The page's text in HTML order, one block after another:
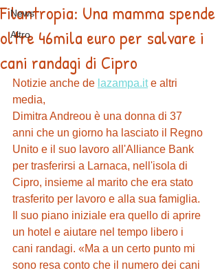
News
Altro
Filantropia: Una mamma spende
oltre 46mila euro per salvare i
cani randagi di Cipro
Notizie anche de lazampa.it e altri
media,
Dimitra Andreou è una donna di 37
anni che un giorno ha lasciato il Regno
Unito e il suo lavoro all'Alliance Bank
per trasferirsi a Larnaca, nell'isola di
Cipro, insieme al marito che era stato
trasferito per lavoro e alla sua famiglia.
Il suo piano iniziale era quello di aprire
un hotel e aiutare nel tempo libero i
cani randagi. «Ma a un certo punto mi
sono resa conto che il numero dei cani